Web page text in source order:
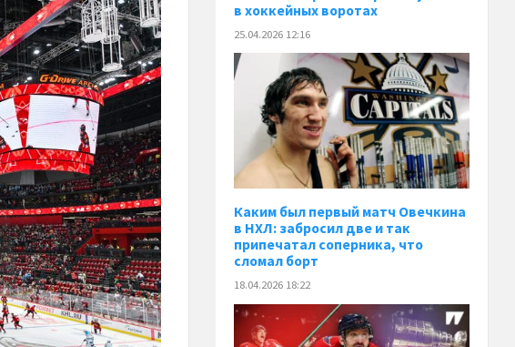
в хоккейных воротах
25.04.2026 12:16
Каким был первый матч Овечкина
в НХЛ: забросил две и так
припечатал соперника, что
сломал борт
18.04.2026 18:22